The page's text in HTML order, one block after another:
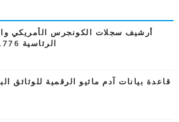
أرشيف سجلات الكونجرس الأمريكي
الرئاسية 1776-2024
قاعدة بيانات آدم ماثيو الرقمية للوثائق